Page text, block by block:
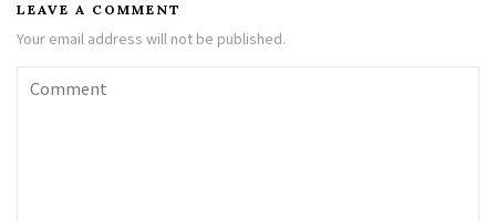
LEAVE A COMMENT
Your email address will not be published.